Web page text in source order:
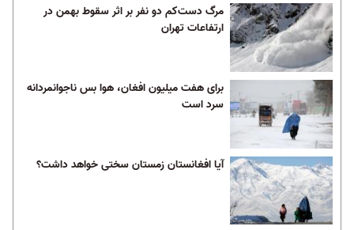
مرگ دست‌کم دو نفر بر اثر سقوط بهمن در
ارتفاعات تهران
برای هفت میلیون افغان، هوا بس ناجوانمردانه
سرد است
آیا افغانستان زمستان سختی خواهد داشت؟